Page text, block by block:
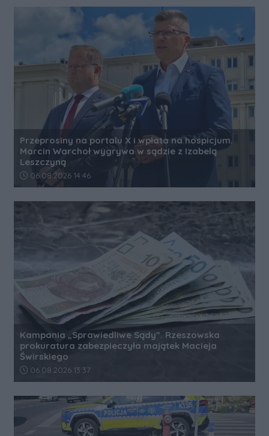
Przeprosiny na portalu X i wpłata na hospicjum.
Marcin Warchoł wygrywa w sądzie z Izabelą
Leszczyną
Data dodania artykułu:
06.08.2026 14:46
Kampania „Sprawiedliwe Sądy”. Rzeszowska
prokuratura zabezpieczyła majątek Macieja
Świrskiego
Data dodania artykułu:
06.08.2026 13:37